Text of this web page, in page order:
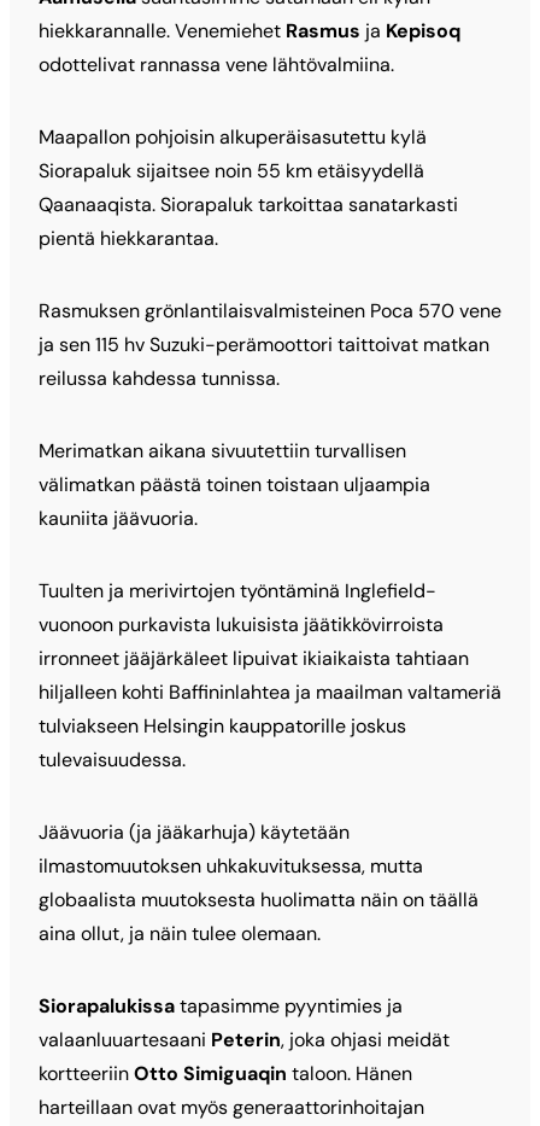
hiekkarannalle. Venemiehet Rasmus ja Kepisoq
odottelivat rannassa vene lähtövalmiina.
Maapallon pohjoisin alkuperäisasutettu kylä
Siorapaluk sijaitsee noin 55 km etäisyydellä
Qaanaaqista. Siorapaluk tarkoittaa sanatarkasti
pientä hiekkarantaa.
Rasmuksen grönlantilaisvalmisteinen Poca 570 vene
ja sen 115 hv Suzuki-perämoottori taittoivat matkan
reilussa kahdessa tunnissa.
Merimatkan aikana sivuutettiin turvallisen
välimatkan päästä toinen toistaan uljaampia
kauniita jäävuoria.
Tuulten ja merivirtojen työntäminä Inglefield-
vuonoon purkavista lukuisista jäätikkövirroista
irronneet jääjärkäleet lipuivat ikiaikaista tahtiaan
hiljalleen kohti Baffininlahtea ja maailman valtameriä
tulviakseen Helsingin kauppatorille joskus
tulevaisuudessa.
Jäävuoria (ja jääkarhuja) käytetään
ilmastomuutoksen uhkakuvituksessa, mutta
globaalista muutoksesta huolimatta näin on täällä
aina ollut, ja näin tulee olemaan.
Siorapalukissatapasimme pyyntimies ja
valaanluuartesaani Peterin, joka ohjasi meidät
kortteeriinOtto ­Simiguaqin taloon. Hänen
harteillaan ovat myös generaattorinhoitajan